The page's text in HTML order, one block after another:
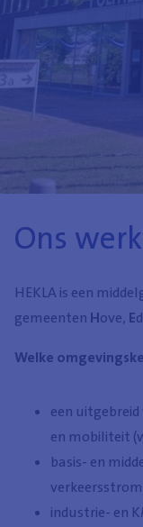
Ons
HEKLA is een
gemeenten Hove, E
Welke
een
en mobiliteit
basis- en
industrie- en